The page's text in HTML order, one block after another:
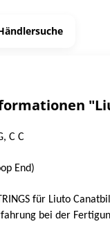
C C
End)
für Liuto
bei der